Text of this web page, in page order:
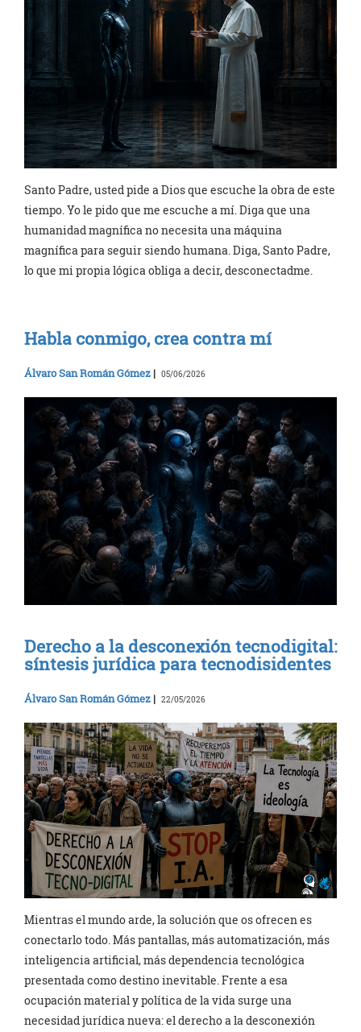
Santo Padre, usted pide a Dios que escuche la obra de este
tiempo. Yo le pido que me escuche a mí. Diga que una
humanidad magnífica no necesita una máquina
magnífica para seguir siendo humana. Diga, Santo Padre,
lo que mi propia lógica obliga a decir, desconectadme.
Habla conmigo, crea contra mí
Álvaro San Román Gómez | 05/06/2026
Derecho a la desconexión tecnodigital:
síntesis jurídica para tecnodisidentes
Álvaro San Román Gómez | 22/05/2026
Mientras el mundo arde, la solución que os ofrecen es
conectarlo todo. Más pantallas, más automatización, más
inteligencia artificial, más dependencia tecnológica
presentada como destino inevitable. Frente a esa
ocupación material y política de la vida surge una
necesidad jurídica nueva: el derecho a la desconexión